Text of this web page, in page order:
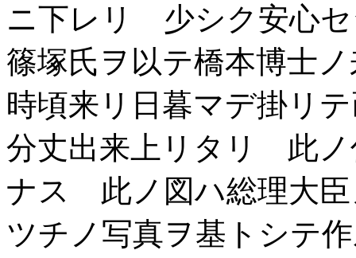
ニ下レリ 少シク安心
篠塚氏ヲ以テ橋本博士
時頃来リ日暮マデ掛リ
分丈出来上リタリ 此ノ
ナス 此ノ図ハ総理大臣
ツチノ写真ヲ基トシテ